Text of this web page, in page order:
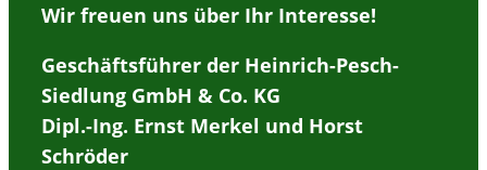
Wir freuen uns über Ihr Interesse!
Geschäftsführer der Heinrich-Pesch-
Siedlung GmbH & Co. KG
Dipl.-Ing. Ernst Merkel und Horst
Schröder